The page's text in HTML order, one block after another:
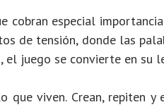
especial
de tensión, donde las
juego se convierte en su
viven. Crean, repiten y